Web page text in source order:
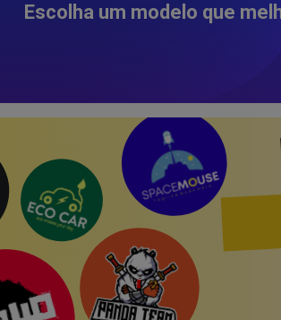
Escolha um modelo que